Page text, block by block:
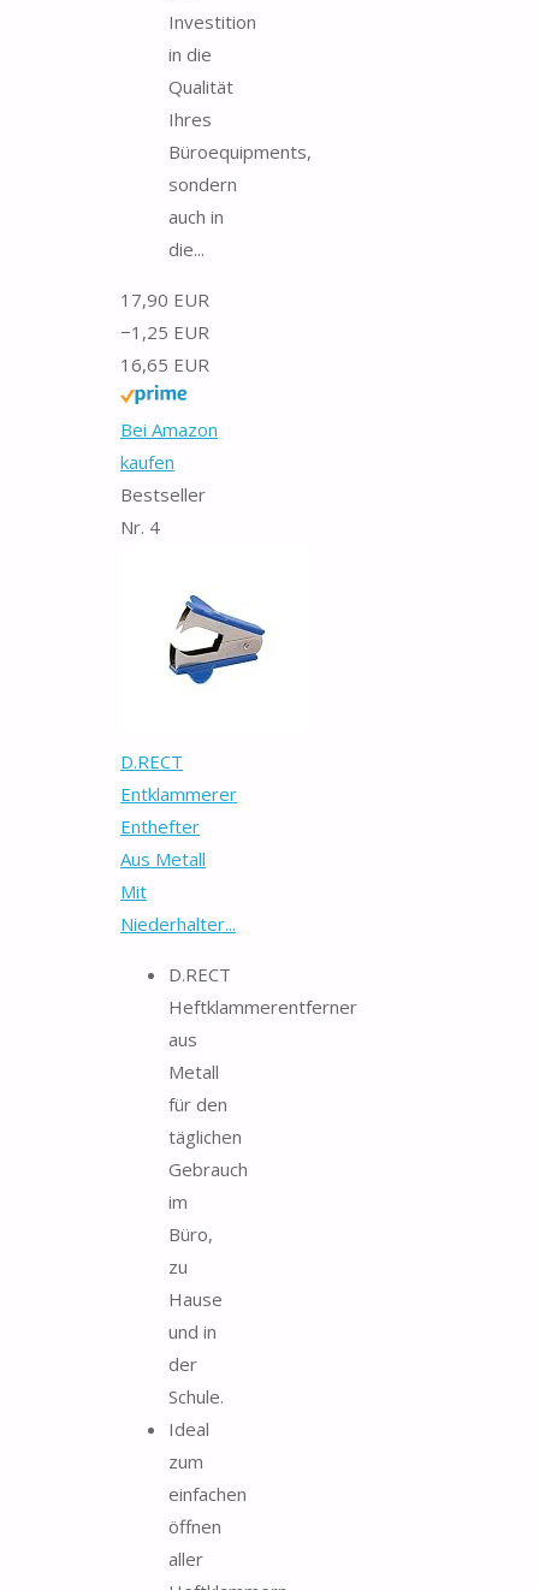
Investition
in die
Qualität
Ihres
Büroequipments,
sondern
auch in
die...
17,90 EUR
−1,25 EUR
16,65 EUR
Bei Amazon
kaufen
Bestseller
Nr. 4
D.RECT
Entklammerer
Enthefter
Aus Metall
Mit
Niederhalter...
D.RECT
Heftklammerentferner
aus
Metall
für den
täglichen
Gebrauch
im
Büro,
zu
Hause
und in
der
Schule.
Ideal
zum
einfachen
öffnen
aller